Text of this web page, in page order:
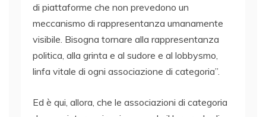
di piattaforme che non prevedono un
meccanismo di rappresentanza umanamente
visibile. Bisogna tornare alla rappresentanza
politica, alla grinta e al sudore e al lobbysmo,
linfa vitale di ogni associazione di categoria”.
Ed è qui, allora, che le associazioni di categoria